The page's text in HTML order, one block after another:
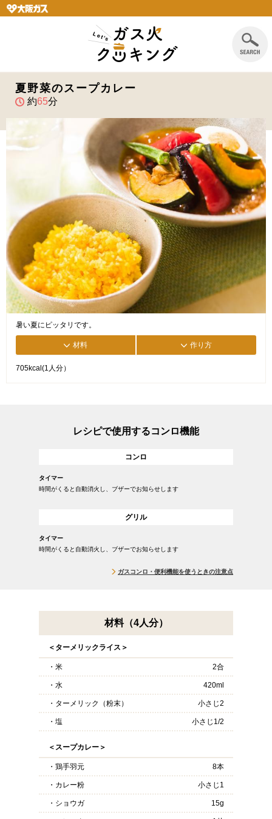
夏野菜のスープカレー
約65分
暑い夏にピッタリです。
材料 作り方
705kcal(1人分）
レシピで使用するコンロ機能
コンロ
タイマー
時間がくると自動消火し、ブザーでお知らせします
グリル
タイマー
時間がくると自動消火し、ブザーでお知らせします
ガスコンロ・便利機能を使うときの注意点
材料（4人分）
＜ターメリックライス＞
・米 2合
・水 420ml
・ターメリック（粉末） 小さじ2
・塩 小さじ1/2
＜スープカレー＞
・鶏手羽元 8本
・カレー粉 小さじ1
・ショウガ 15g